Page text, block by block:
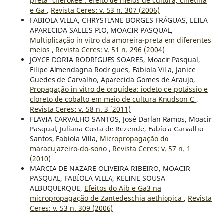
e Ga , Revista Ceres: v. 53 n. 307 (2006)
FABIOLA VILLA, CHRYSTIANE BORGES FRÁGUAS, LEILA
APARECIDA SALLES PIO, MOACIR PASQUAL,
Multiplicação in vitro da amoreira-preta em diferentes
meios , Revista Ceres: v. 51 n. 296 (2004)
JOYCE DORIA RODRIGUES SOARES, Moacir Pasqual,
Filipe Almendagna Rodrigues, Fabiola Villa, Janice
Guedes de Carvalho, Aparecida Gomes de Araujo,
Propagação in vitro de orquídea: iodeto de potássio e
cloreto de cobalto em meio de cultura Knudson C ,
Revista Ceres: v. 58 n. 3 (2011)
FLAVIA CARVALHO SANTOS, José Darlan Ramos, Moacir
Pasqual, Juliana Costa de Rezende, Fabíola Carvalho
Santos, Fabíola Villa, Micropropagação do
maracujazeiro-do-sono , Revista Ceres: v. 57 n. 1
(2010)
MARCIA DE NAZARE OLIVEIRA RIBEIRO, MOACIR
PASQUAL, FABÍOLA VILLA, KELINE SOUSA
ALBUQUERQUE, Efeitos do Aib e Ga3 na
micropropagação de Zantedeschia aethiopica , Revista
Ceres: v. 53 n. 309 (2006)